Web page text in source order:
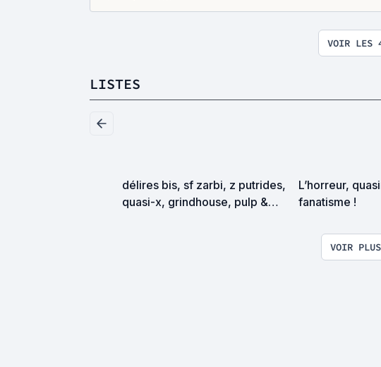
VOIR LES
LISTES
délires bis, sf zarbi, z putrides,
quasi-x, grindhouse, pulp &
L’horreur,
fanatisme !
VOIR